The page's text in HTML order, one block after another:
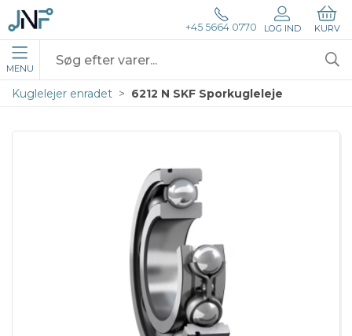
+45 5664 0770 LOG IND KURV
MENU
Kuglelejer enradet 6212 N SKF Sporkugleleje